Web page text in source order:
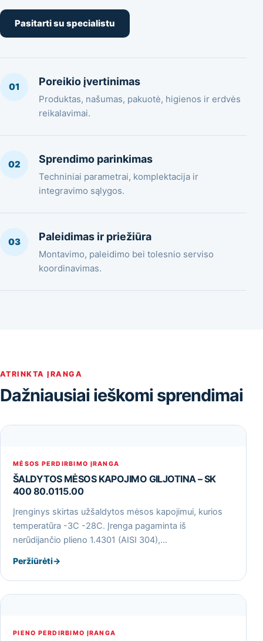
Pasitarti su specialistu
01 Poreikio įvertinimas
Produktas, našumas, pakuotė, higienos ir erdvės
reikalavimai.
02 Sprendimo parinkimas
Techniniai parametrai, komplektacija ir
integravimo sąlygos.
03 Paleidimas ir priežiūra
Montavimo, paleidimo bei tolesnio serviso
koordinavimas.
ATRINKTA ĮRANGA
Dažniausiai ieškomi sprendimai
MĖSOS PERDIRBIMO ĮRANGA
ŠALDYTOS MĖSOS KAPOJIMO GILJOTINA – SK
400 80.0115.00
Įrenginys skirtas užšaldytos mėsos kapojimui, kurios
temperatūra -3С -28С. Įrenga pagaminta iš
nerūdijančio plieno 1.4301 (AISI 304),…
Peržiūrėti→
PIENO PERDIRBIMO ĮRANGA